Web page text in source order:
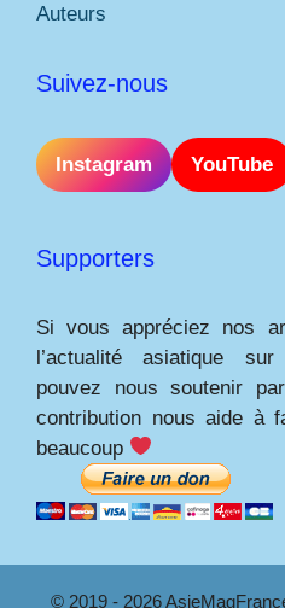
Auteurs
Suivez-nous
Instagram YouTube
Supporters
Si vous appréciez nos
l’actualité asiatique
pouvez nous soutenir
contribution nous aide à
beaucoup
© 2019 - 2026